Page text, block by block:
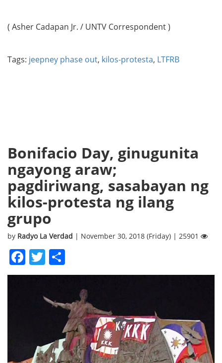
( Asher Cadapan Jr. / UNTV Correspondent )
Tags: jeepney phase out, kilos-protesta, LTFRB
Bonifacio Day, ginugunita
ngayong araw;
pagdiriwang, sasabayan ng
kilos-protesta ng ilang
grupo
by Radyo La Verdad | November 30, 2018 (Friday) | 25901
Facebook
Twitter